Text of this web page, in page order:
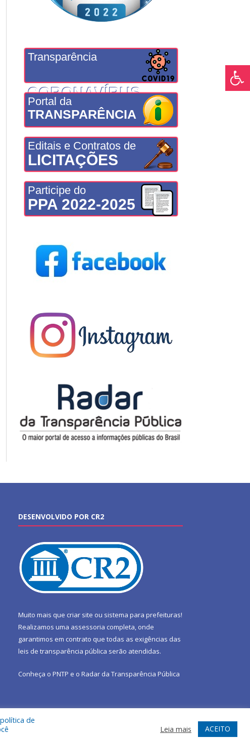
Transparência
CORONAVÍRUS
Portal da
TRANSPARÊNCIA
Editais e Contratos de
LICITAÇÕES
Participe do
PPA 2022-2025
DESENVOLVIDO POR CR2
Muito mais que criar site ou sistema para prefeituras!
Realizamos uma assessoria completa, onde
garantimos em contrato que todas as exigências das
leis de transparência pública serão atendidas.
Conheça o PNTP e o Radar da Transparência Pública
do Site Acessar Webmail
de
Leia mais ACEITO